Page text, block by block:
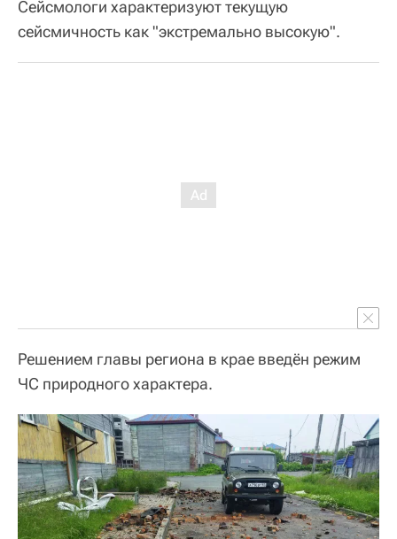
Сейсмологи характеризуют текущую
сейсмичность как "экстремально высокую".
Решением главы региона в крае введён режим
ЧС природного характера.